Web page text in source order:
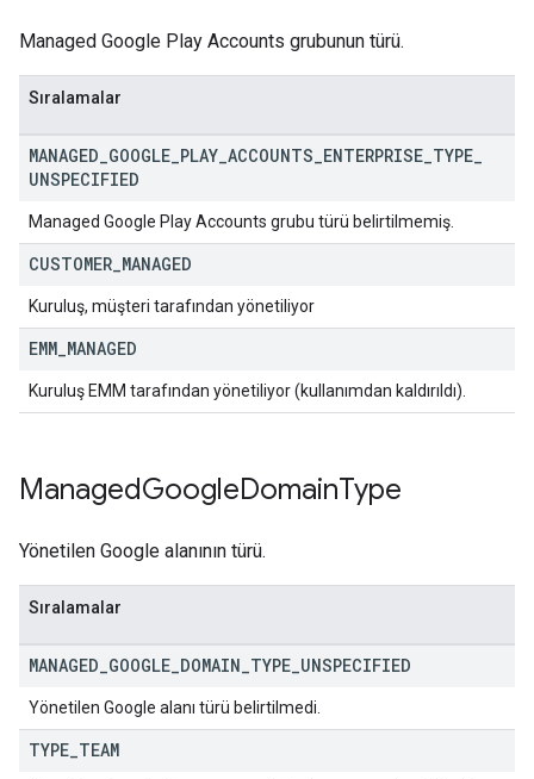
Managed Google Play Accounts grubunun türü.
Sıralamalar
MANAGED GOOGLE PLAY ACCOUNTS ENTERPRISE TYPE
UNSPECIFIED
Managed Google Play Accounts grubu türü belirtilmemiş.
CUSTOMER MANAGED
Kuruluş, müşteri tarafından yönetiliyor
EMM MANAGED
Kuruluş EMM tarafından yönetiliyor (kullanımdan kaldırıldı).
ManagedGoogleDomainType
Yönetilen Google alanının türü.
Sıralamalar
MANAGED GOOGLE DOMAIN TYPE UNSPECIFIED
Yönetilen Google alanı türü belirtilmedi.
TYPE TEAM